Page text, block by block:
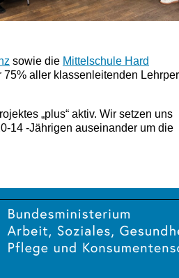
sowie die Mittelschule Hard
aller klassenleitenden
„plus“ aktiv. Wir setzen uns
14 -Jährigen auseinander um die